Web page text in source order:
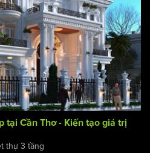
tại Cần Thơ - Kiến tạo giá trị
thự 3 tầng